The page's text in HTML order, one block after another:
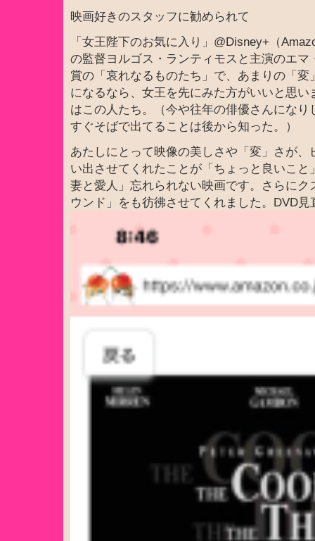
映画好きのスタッフに勧められて
「女王陛下のお気に入り」@Disney+（
の監督ヨルゴス・ランティモスと主演のエ
賞の「哀れなるものたち」で、あまりの「
になるなら、女王を先にみた方がいいと思
はこの人たち。（今や往年の俳優さんにな
すぐそばで出てることは後から知った。）
あたしにとって映像の美しさや「変」さが
い出させてくれたことが「ちょっと良いこ
妻と愛人」忘れられない映画です。さらに
ウンド」をも彷彿させてくれました。DVD見